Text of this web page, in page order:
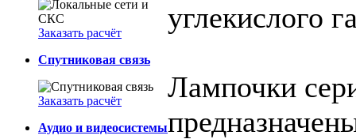
Заказать расчёт
Спутниковая связь
Заказать расчёт
Аудио и видеосистемы
углекислого
Лампочки